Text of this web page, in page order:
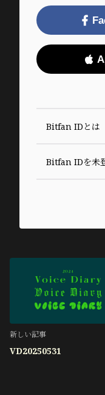
Bitfan IDとは
Bitfan IDを未
新しい記事
VD20250531